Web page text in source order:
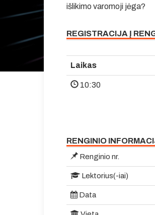
išlikimo varomoji jėga?
REGISTRACIJA Į
Laikas
10:30
RENGINIO
Renginio nr.
Lektorius(-iai)
Data